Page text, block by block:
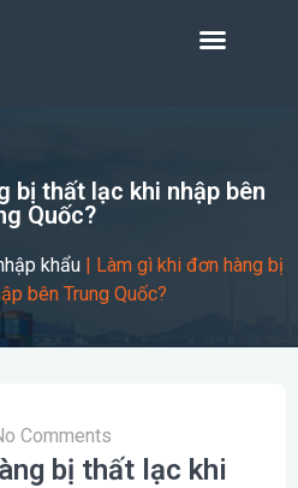
bị thất lạc khi nhập bên
Quốc?
khẩu| Làm gì khi đơn hàng bị
bên Trung Quốc?
Comments
bị thất lạc khi